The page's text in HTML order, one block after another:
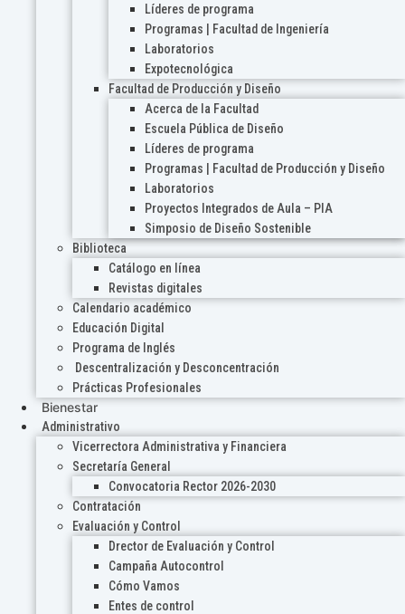
Líderes de programa
Programas | Facultad de Ingeniería
Laboratorios
Expotecnológica
Facultad de Producción y Diseño
Acerca de la Facultad
Escuela Pública de Diseño
Líderes de programa
Programas | Facultad de Producción y Diseño
Laboratorios
Proyectos Integrados de Aula – PIA
Simposio de Diseño Sostenible
Biblioteca
Catálogo en línea
Revistas digitales
Calendario académico
Educación Digital
Programa de Inglés
Descentralización y Desconcentración
Prácticas Profesionales
Bienestar
Administrativo
Vicerrectora Administrativa y Financiera
Secretaría General
Convocatoria Rector 2026-2030
Contratación
Evaluación y Control
Drector de Evaluación y Control
Campaña Autocontrol
Cómo Vamos
Entes de control